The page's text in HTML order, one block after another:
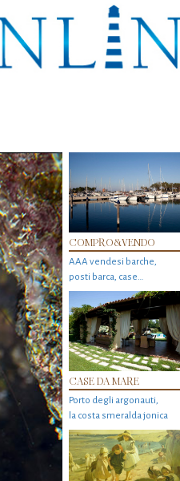
COMPRO&VENDO
AAA vendesi barche,
posti barca, case…
CASE DA MARE
Porto degli argonauti,
la costa smeralda jonica